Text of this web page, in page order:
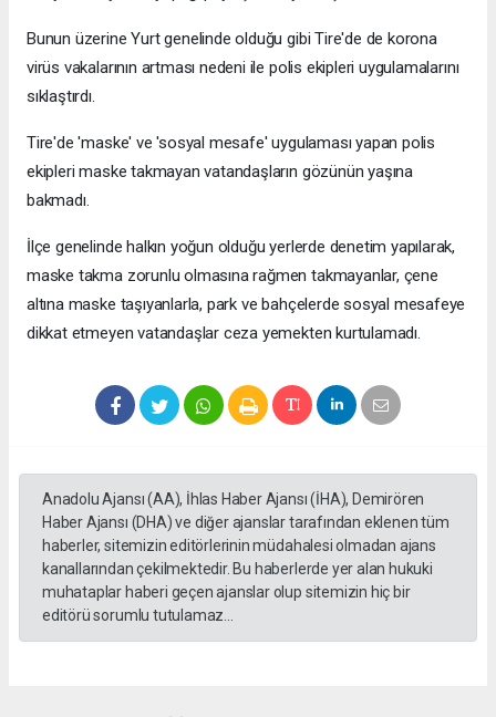
Bunun üzerine Yurt genelinde olduğu gibi Tire'de de korona
virüs vakalarının artması nedeni ile polis ekipleri uygulamalarını
sıklaştırdı.
Tire'de 'maske' ve 'sosyal mesafe' uygulaması yapan polis
ekipleri maske takmayan vatandaşların gözünün yaşına
bakmadı.
İlçe genelinde halkın yoğun olduğu yerlerde denetim yapılarak,
maske takma zorunlu olmasına rağmen takmayanlar, çene
altına maske taşıyanlarla, park ve bahçelerde sosyal mesafeye
dikkat etmeyen vatandaşlar ceza yemekten kurtulamadı.
Anadolu Ajansı (AA), İhlas Haber Ajansı (İHA), Demirören
Haber Ajansı (DHA) ve diğer ajanslar tarafından eklenen tüm
haberler, sitemizin editörlerinin müdahalesi olmadan ajans
kanallarından çekilmektedir. Bu haberlerde yer alan hukuki
muhataplar haberi geçen ajanslar olup sitemizin hiç bir
editörü sorumlu tutulamaz...